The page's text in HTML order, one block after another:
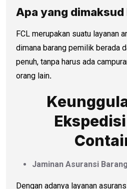
Apa yang dimaksud
FCL merupakan suatu layanan
dimana barang pemilik berada
penuh, tanpa harus ada
orang lain.
Jaminan Asuransi Barang
Dengan adanya layanan